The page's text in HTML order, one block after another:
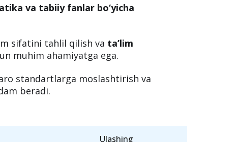
ishtirokini kengaytirishiga
va tabiiy fanlar bo‘yicha